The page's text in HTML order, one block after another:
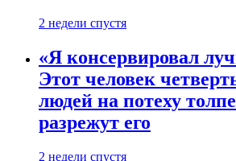
2 недели спустя
«Я консервировал
Этот человек
людей на потеху
разрежут его
2 недели спустя